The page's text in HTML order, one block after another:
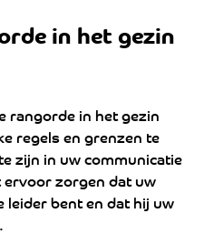
in het gezin
rangorde in het gezin
regels en grenzen te
zijn in uw communicatie
zorgen dat uw
bent en dat hij uw